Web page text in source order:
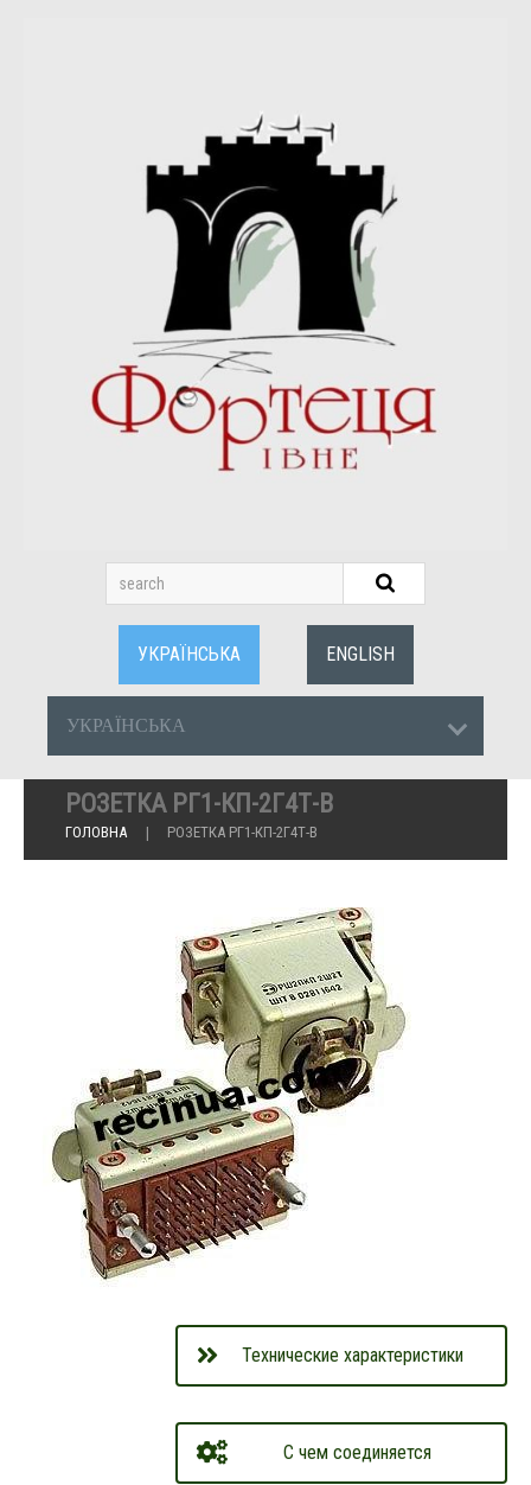
УКРАЇНСЬКА ENGLISH
УКРАЇНСЬКА
РОЗЕТКА РГ1-КП-2Г4Т-В
ГОЛОВНА РОЗЕТКА РГ1-КП-2Г4Т-В
Технические характеристики
С чем соединяется